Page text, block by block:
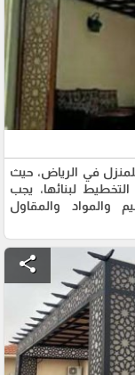
في الرياض، حيث
لبنائها، يجب
والمواد والمقاول
share